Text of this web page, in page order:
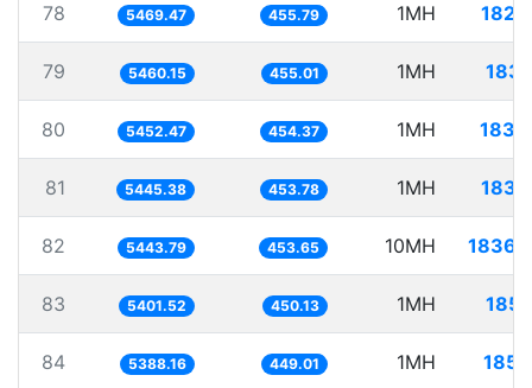
78 5469.47 455.79 1MH
79 5460.15 455.01 1MH
80 5452.47 454.37 1MH
81 5445.38 453.78 1MH
82 5443.79 453.65 10MH
83 5401.52 450.13 1MH
84 5388.16 449.01 1MH